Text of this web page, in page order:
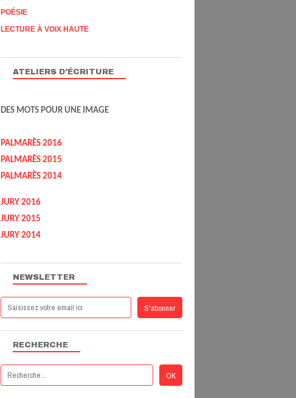
NEWSLETTER
RECHERCHE
POÉSIE
LECTURE À VOIX HAUTE
ATELIERS D'ÉCRITURE
DES MOTS POUR UNE IMAGE
PALMARÈS 2016
PALMARÈS 2015
PALMARÈS 2014
JURY 2016
JURY 2015
JURY 2014